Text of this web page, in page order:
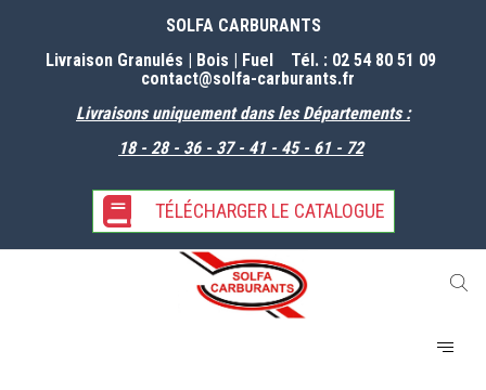
SOLFA CARBURANTS
Livraison Granulés | Bois | Fuel Tél. : 02 54 80 51 09
contact@solfa-carburants.fr
Livraisons uniquement dans les Départements :
18 - 28 - 36 - 37 - 41 - 45 - 61 - 72
TÉLÉCHARGER LE CATALOGUE